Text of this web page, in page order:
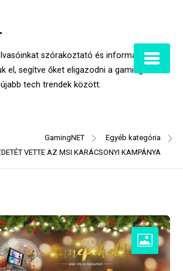
szórakoztató és informatív
el, segítve őket eligazodni a gaming
tech trendek között.
GamingNET
Egyéb kategória
VETTE AZ MSI KARÁCSONYI KAMPÁNYA